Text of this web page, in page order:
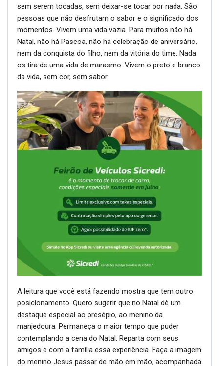
sem serem tocadas, sem deixar-se tocar por nada. São
pessoas que não desfrutam o sabor e o significado dos
momentos. Vivem uma vida vazia. Para muitos não há
Natal, não há Pascoa, não há celebração de aniversário,
nem da conquista do filho, nem da vitória do time. Nada
os tira de uma vida de marasmo. Vivem o preto e branco
da vida, sem cor, sem sabor.
A leitura que você está fazendo mostra que tem outro
posicionamento. Quero sugerir que no Natal dê um
destaque especial ao presépio, ao menino da
manjedoura. Permaneça o maior tempo que puder
contemplando a cena do Natal. Reparta com seus
amigos e com a família essa experiência. Faça a imagem
do menino Jesus passar de mão em mão, acompanhada